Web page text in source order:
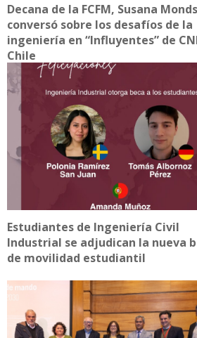
Decana de la FCFM, Susana
conversó sobre los desafíos de la
ingeniería en “Influyentes” de
Chile
Estudiantes de Ingeniería Civil
Industrial se adjudican la nueva
de movilidad estudiantil